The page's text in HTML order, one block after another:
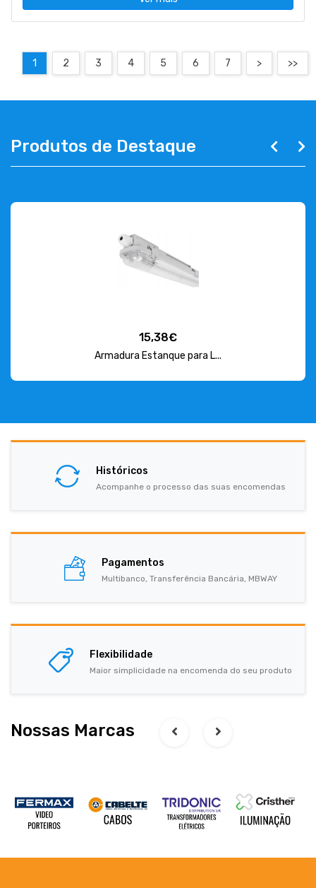
1 2 3 4 5 6 7 > >>
Produtos de Destaque
15,38€
Armadura Estanque para L...
Históricos
Acompanhe o processo das suas encomendas
Pagamentos
Multibanco, Transferência Bancária, MBWAY
Flexibilidade
Maior simplicidade na encomenda do seu produto
Nossas Marcas